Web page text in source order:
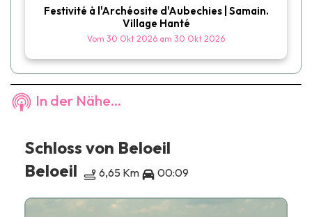
Festivité à l'Archéosite d'Aubechies | Samain.
Village Hanté
Vom 30 Okt 2026 am 30 Okt 2026
In der Nähe...
Schloss von Beloeil
Beloeil
6,65 Km 00:09